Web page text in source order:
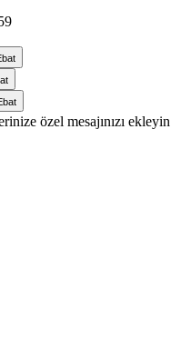
özel mesajınızı ekleyin